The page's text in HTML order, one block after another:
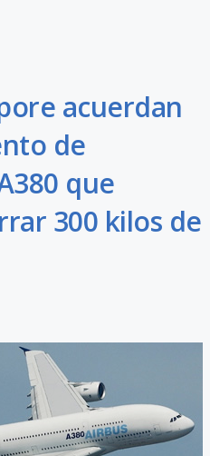
acuerdan
de
que
300 kilos de